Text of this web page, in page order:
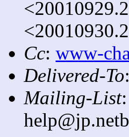
Cc: www-
Delivered-To
Mailing-List